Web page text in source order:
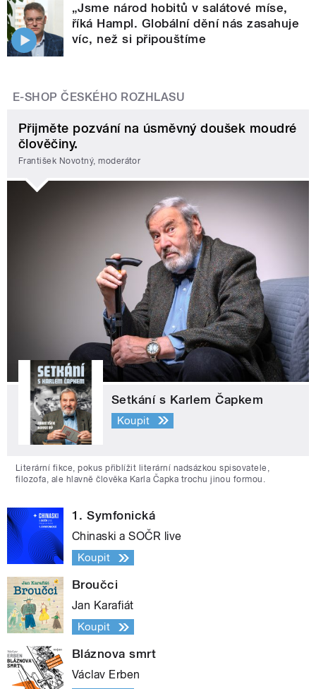
„Jsme národ hobitů v salátové míse,
říká Hampl. Globální dění nás zasahuje
víc, než si připouštíme
E-SHOP ČESKÉHO ROZHLASU
Přijměte pozvání na úsměvný doušek moudré
člověčiny.
František Novotný, moderátor
Setkání s Karlem Čapkem
Koupit
Literární fikce, pokus přiblížit literární nadsázkou spisovatele,
filozofa, ale hlavně člověka Karla Čapka trochu jinou formou.
1. Symfonická
Chinaski a SOČR live
Koupit
Broučci
Jan Karafiát
Koupit
Bláznova smrt
Václav Erben